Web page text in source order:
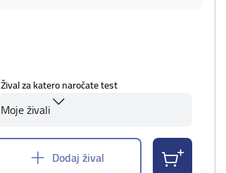
Žival za katero naročate test
Moje živali
Dodaj žival